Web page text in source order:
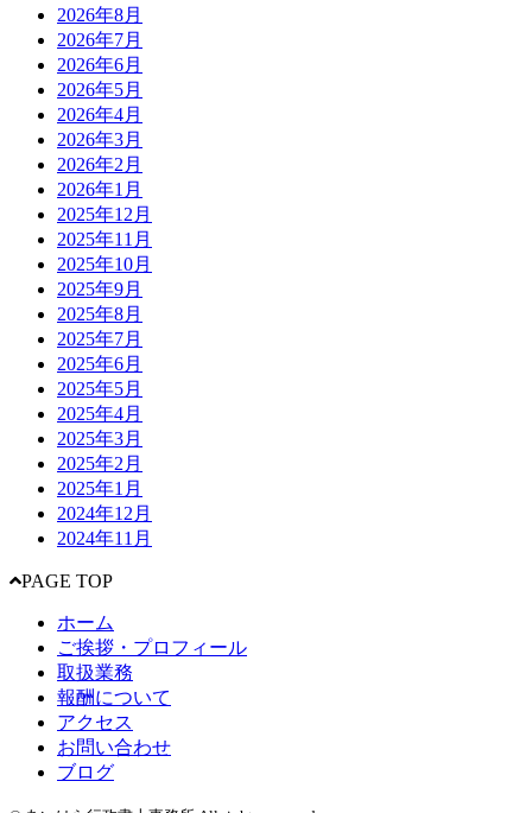
2026年8月
2026年7月
2026年6月
2026年5月
2026年4月
2026年3月
2026年2月
2026年1月
2025年12月
2025年11月
2025年10月
2025年9月
2025年8月
2025年7月
2025年6月
2025年5月
2025年4月
2025年3月
2025年2月
2025年1月
2024年12月
2024年11月
PAGE TOP
ホーム
ご挨拶・プロフィール
取扱業務
報酬について
アクセス
お問い合わせ
ブログ